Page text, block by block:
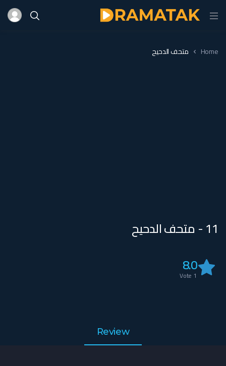
Home متحف الدحيح
11 - متحف الدحيح
8.0
1
Review